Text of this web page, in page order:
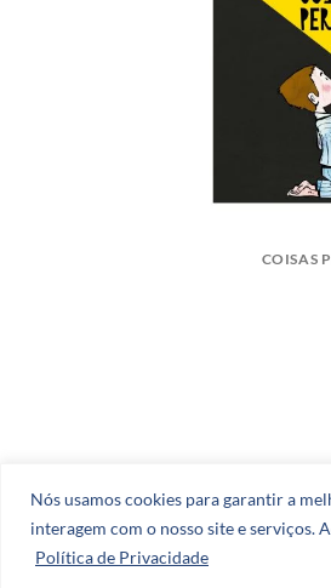
Nós usamos cookies para garantir a
interagem com o nosso site e serviços.
Política de Privacidade
COISAS
CATÁLOGO
Copyright 2026 ©